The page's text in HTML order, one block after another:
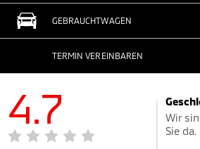
GEBRAUCHTWAGEN
TERMIN VEREINBAREN
4.7
Wir
Sie da.